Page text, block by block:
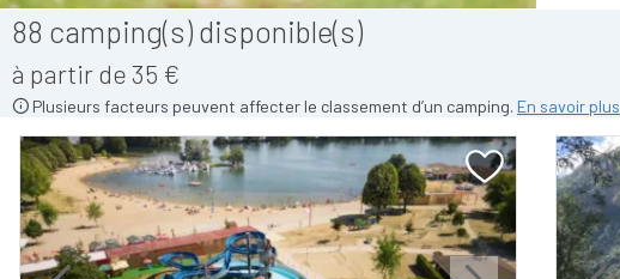
88 camping(s) disponible(s)
à partir de 35 €
Plusieurs facteurs peuvent affecter le classement d’un camping. En savoir plus